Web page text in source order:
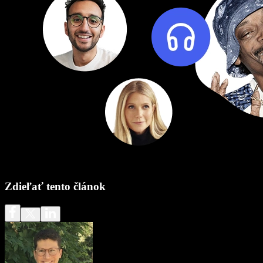
Zdieľať tento článok